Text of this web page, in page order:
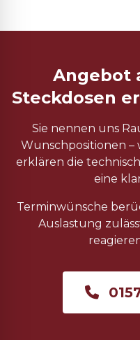
Angebot
Steckdosen
Sie nennen uns
Wunschpositionen
erklären die
eine
Terminwünsche
Auslastung